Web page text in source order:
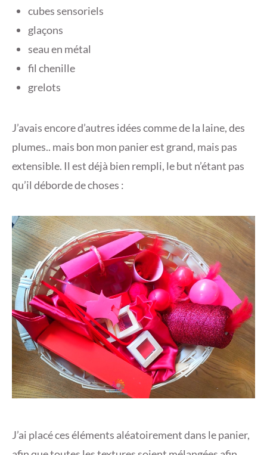
cubes sensoriels
glaçons
seau en métal
fil chenille
grelots
J’avais encore d’autres idées comme de la laine, des
plumes.. mais bon mon panier est grand, mais pas
extensible. Il est déjà bien rempli, le but n’étant pas
qu’il déborde de choses :
J’ai placé ces éléments aléatoirement dans le panier,